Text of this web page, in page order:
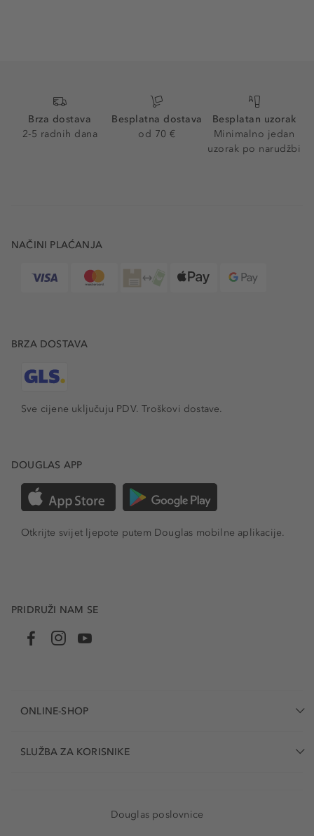
Brza dostava
2-5 radnih dana
Besplatna dostava
od 70 €
Besplatan uzorak
Minimalno jedan
uzorak po narudžbi
NAČINI PLAĆANJA
BRZA DOSTAVA
Sve cijene uključuju PDV.Troškovi dostave.
DOUGLAS APP
Otkrijte svijet ljepote putem Douglas mobilne aplikacije.
PRIDRUŽI NAM SE
ONLINE-SHOP
SLUŽBA ZA KORISNIKE
Douglas poslovnice